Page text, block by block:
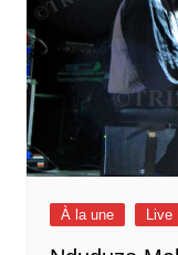
À la une Live